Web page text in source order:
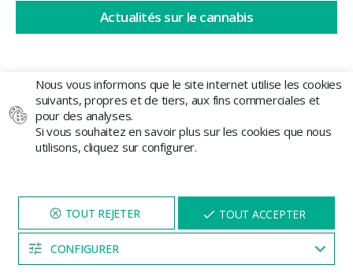
Laisser un commentaire
Votre adresse e-mail ne sera pas publiée.
Commentaire *
Actualités sur le cannabis
Nous vous informons que le site internet utilise les cookies
suivants, propres et de tiers, aux fins commerciales et
pour des analyses.
Si vous souhaitez en savoir plus sur les cookies que nous
utilisons, cliquez sur configurer.
CONFIGURER
TOUT ACCEPTER
NAVIGUEZ SUR NOTRE SITE
PENDANT 5 MINUTES ET UNE
REMISEVOUS SERA PROPOSÉE
04:52